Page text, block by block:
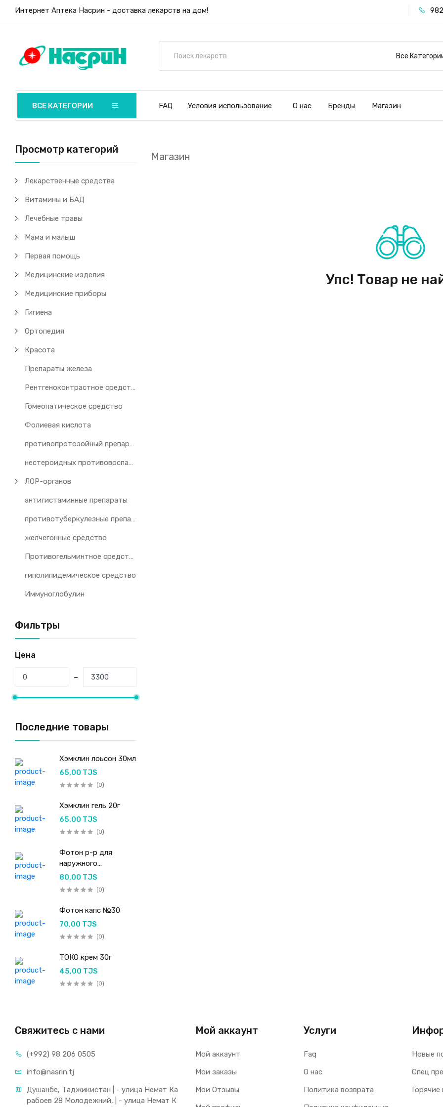
Интернет Аптека Насрин - доставка лекарств на дом!
Все
ВСЕ КАТЕГОРИИ FAQ Условия использование О нас Бренды Магазин
Просмотр категорий
Лекарственные средства
Витамины и БАД
Лечебные травы
Мама и малыш
Первая помощь
Медицинские изделия
Медицинские приборы
Гигиена
Ортопедия
Красота
Препараты железа
Рентгеноконтрастное средство
Гомеопатическое средство
Фолиевая кислота
противопротозойный препарат
нестероидных противовоспалительных препаратов
ЛОР-органов
антигистаминные препараты
противотуберкулезные препараты
желчегонные средство
Противогельминтное средство
гиполипидемическое средство
Иммуноглобулин
Фильтры
Цена
Последние товары
Хэмклин лоьсон 30мл
65,00 TJS
(0)
Хэмклин гель 20г
65,00 TJS
(0)
Фотон р-р для
наружного
применения 50мл
80,00 TJS
(0)
Фотон капс №30
70,00 TJS
(0)
ТОКО крем 30г
45,00 TJS
(0)
Магазин
Упс! Товар не
Свяжитесь с нами
(+992) 98 206 0505
info@nasrin.tj
Душанбе, Таджикистан | - улица Немат Ка
рабоев 28 Молодежний, | - улица Немат К
Мой аккаунт
Мой аккаунт
Мои заказы
Мои Отзывы
Услуги
Faq
О нас
Политика возврата
Новые
Спец